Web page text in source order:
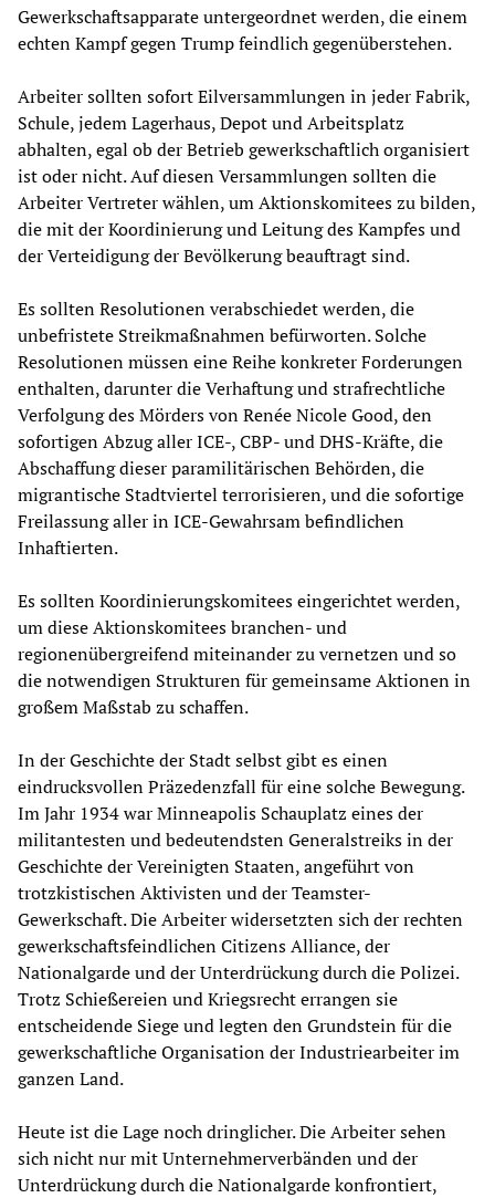
Gewerkschaftsapparate untergeordnet werden, die einem
echten Kampf gegen Trump feindlich gegenüberstehen.
Arbeiter sollten sofort Eilversammlungen in jeder Fabrik,
Schule, jedem Lagerhaus, Depot und Arbeitsplatz
abhalten, egal ob der Betrieb gewerkschaftlich organisiert
ist oder nicht. Auf diesen Versammlungen sollten die
Arbeiter Vertreter wählen, um Aktionskomitees zu bilden,
die mit der Koordinierung und Leitung des Kampfes und
der Verteidigung der Bevölkerung beauftragt sind.
Es sollten Resolutionen verabschiedet werden, die
unbefristete Streikmaßnahmen befürworten. Solche
Resolutionen müssen eine Reihe konkreter Forderungen
enthalten, darunter die Verhaftung und strafrechtliche
Verfolgung des Mörders von Renée Nicole Good, den
sofortigen Abzug aller ICE-, CBP- und DHS-Kräfte, die
Abschaffung dieser paramilitärischen Behörden, die
migrantische Stadtviertel terrorisieren, und die sofortige
Freilassung aller in ICE-Gewahrsam befindlichen
Inhaftierten.
Es sollten Koordinierungskomitees eingerichtet werden,
um diese Aktionskomitees branchen- und
regionenübergreifend miteinander zu vernetzen und so
die notwendigen Strukturen für gemeinsame Aktionen in
großem Maßstab zu schaffen.
In der Geschichte der Stadt selbst gibt es einen
eindrucksvollen Präzedenzfall für eine solche Bewegung.
Im Jahr 1934 war Minneapolis Schauplatz eines der
militantesten und bedeutendsten Generalstreiks in der
Geschichte der Vereinigten Staaten, angeführt von
trotzkistischen Aktivisten und der Teamster-
Gewerkschaft. Die Arbeiter widersetzten sich der rechten
gewerkschaftsfeindlichen Citizens Alliance, der
Nationalgarde und der Unterdrückung durch die Polizei.
Trotz Schießereien und Kriegsrecht errangen sie
entscheidende Siege und legten den Grundstein für die
gewerkschaftliche Organisation der Industriearbeiter im
ganzen Land.
Heute ist die Lage noch dringlicher. Die Arbeiter sehen
sich nicht nur mit Unternehmerverbänden und der
Unterdrückung durch die Nationalgarde konfrontiert,